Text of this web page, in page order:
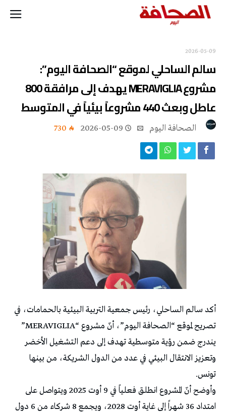
2026-05-09
سالم الساحلي لموقع “الصحافة اليوم”:
مشروع MERAVIGLIA يهدف إلى مرافقة 800
عاطل وبعث 440 مشروعاً بيئياً في المتوسط
2026-05-09
730
أكد سالم الساحلي، رئيس جمعية التربية البيئية بالحمامات، في
تصريح لموقع “الصحافة اليوم”، أنّ مشروع “MERAVIGLIA”
يندرج ضمن رؤية متوسطية تهدف إلى دعم التشغيل الأخضر
وتعزيز الانتقال البيئي في عدد من الدول الشريكة، من بينها
تونس.
وأوضح أنّ المشروع انطلق فعلياً في 9 أوت 2025 ويتواصل على
امتداد 36 شهراً إلى غاية أوت 2028، ويجمع 8 شركاء من 6 دول